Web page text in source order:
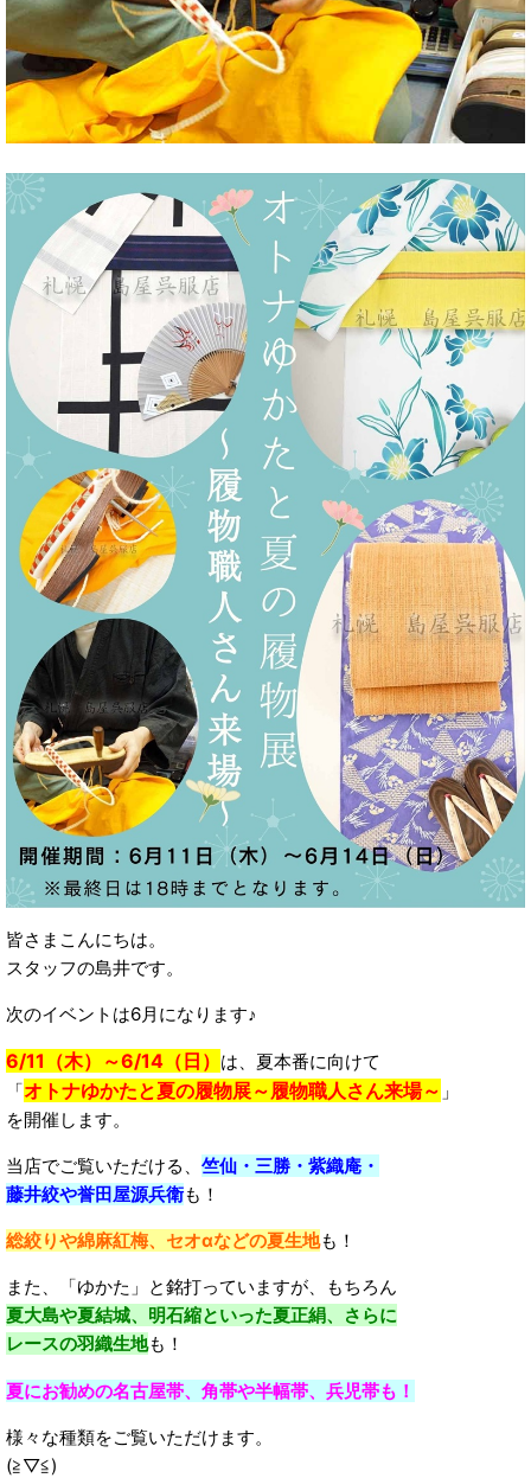
皆さまこんにちは。
スタッフの島井です。
次のイベントは6月になります♪
6/11（木）～6/14（日） は、夏本番に向けて
「オトナゆかたと夏の履物展～履物職人さん来場～ 」
を開催します。
当店でご覧いただける、 竺仙・三勝・紫織庵・
藤井絞や誉田屋源兵衛も！
総絞りや綿麻紅梅、セオαなどの夏生地も！
また、「ゆかた」と銘打っていますが、もちろん
夏大島や夏結城、明石縮といった夏正絹、さらに
レースの羽織生地も！
夏にお勧めの名古屋帯、角帯や半幅帯、兵児帯も！
様々な種類をご覧いただけます。
(≧▽≦)